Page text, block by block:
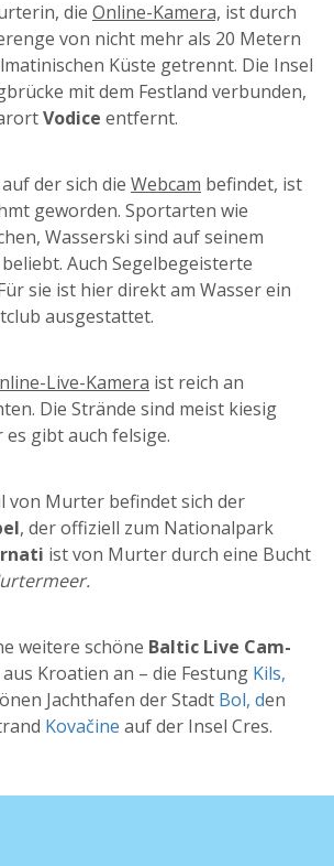
die Online-Kamera, ist durch
von nicht mehr als 20 Metern
Küste getrennt. Die Insel
mit dem Festland verbunden,
Vodice entfernt.
der sich die Webcam befindet, ist
geworden. Sportarten wie
Wasserski sind auf seinem
Auch Segelbegeisterte
sie ist hier direkt am Wasser ein
ausgestattet.
Live-Kamera ist reich an
Die Strände sind meist kiesig
gibt auch felsige.
von Murter befindet sich der
, der offiziell zum Nationalpark
ist von Murter durch eine Bucht
weitere schöne Baltic Live Cam-
aus Kroatien an – die Festung Kils,
Jachthafen der Stadt Bol, den
Kovačine auf der Insel Cres.